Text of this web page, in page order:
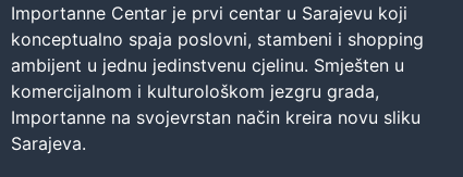
Importanne Centar je prvi centar u Sarajevu koji
konceptualno spaja poslovni, stambeni i shopping
ambijent u jednu jedinstvenu cjelinu. Smješten u
komercijalnom i kulturološkom jezgru grada,
Importanne na svojevrstan način kreira novu sliku
Sarajeva.